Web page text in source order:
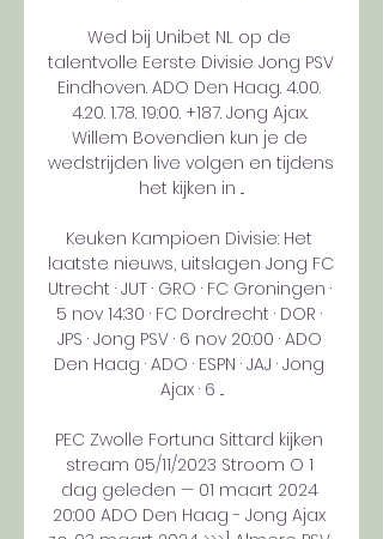
Wed bij Unibet NL op de
talentvolle Eerste Divisie Jong PSV
Eindhoven. ADO Den Haag. 4.00.
4.20. 1.78. 19:00. +187. Jong Ajax.
Willem Bovendien kun je de
wedstrijden live volgen en tijdens
het kijken in ...
Keuken Kampioen Divisie: Het
laatste nieuws, uitslagen Jong FC
Utrecht · JUT · GRO · FC Groningen ·
5 nov 14:30 · FC Dordrecht · DOR ·
JPS · Jong PSV · 6 nov 20:00 · ADO
Den Haag · ADO · ESPN · JAJ · Jong
Ajax · 6 ...
PEC Zwolle Fortuna Sittard kijken
stream 05/11/2023 Stroom O 1
dag geleden — 01 maart 2024
20:00 ADO Den Haag - Jong Ajax